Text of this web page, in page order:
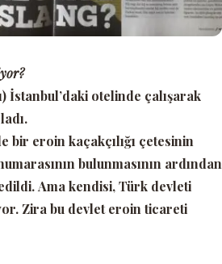
İstanbul’daki otelinde çalışarak
bir eroin kaçakçılığı çetesinin
bulunmasının ardından
Ama kendisi, Türk devleti
Zira bu devlet eroin ticareti